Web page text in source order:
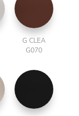
G CLEA
G070